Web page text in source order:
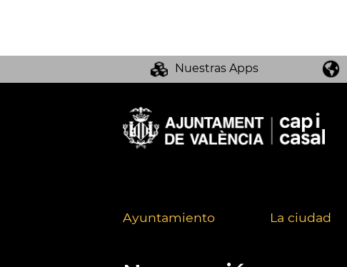
Nuestras Apps
Ayuntamiento La ciudad